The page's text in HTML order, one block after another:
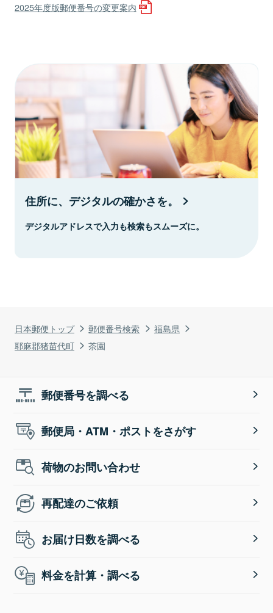
日本郵便トップ 郵便番号検索
福島県
耶麻郡猪苗代町
茶園
2025年度版郵便番号の変更案内
住所に、デジタルの確かさを。
デジタルアドレスで入力も検索もスムーズに。
郵便番号を調べる
郵便局・ATM・ポストをさがす
荷物のお問い合わせ
再配達のご依頼
お届け日数を調べる
料金を計算・調べる